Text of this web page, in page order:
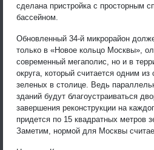
сделана пристройка с просторным
бассейном.
Обновленный 34-й микрорайон
только в «Новое кольцо Москвы»,
современный мегаполис, но и в
округа, который считается одним
зеленых в столице. Ведь
зданий будут благоустраиваться
завершения реконструкции на
придется по 15 квадратных метров
Заметим, нормой для Москвы